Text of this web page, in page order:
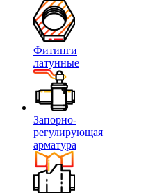
Фитинги
латунные
Запорно-
регулирующая
арматура